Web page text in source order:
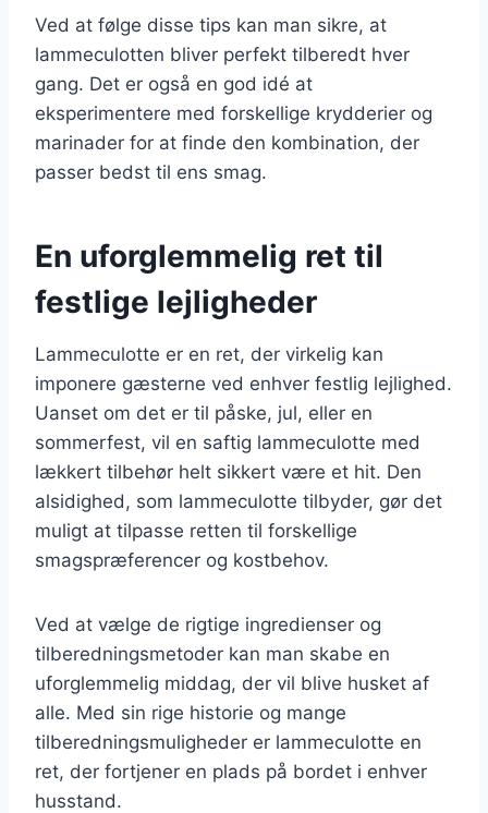
Ved at følge disse tips kan man sikre, at
lammeculotten bliver perfekt tilberedt hver
gang. Det er også en god idé at
eksperimentere med forskellige krydderier og
marinader for at finde den kombination, der
passer bedst til ens smag.
En uforglemmelig ret til
festlige lejligheder
Lammeculotte er en ret, der virkelig kan
imponere gæsterne ved enhver festlig lejlighed.
Uanset om det er til påske, jul, eller en
sommerfest, vil en saftig lammeculotte med
lækkert tilbehør helt sikkert være et hit. Den
alsidighed, som lammeculotte tilbyder, gør det
muligt at tilpasse retten til forskellige
smagspræferencer og kostbehov.
Ved at vælge de rigtige ingredienser og
tilberedningsmetoder kan man skabe en
uforglemmelig middag, der vil blive husket af
alle. Med sin rige historie og mange
tilberedningsmuligheder er lammeculotte en
ret, der fortjener en plads på bordet i enhver
husstand.